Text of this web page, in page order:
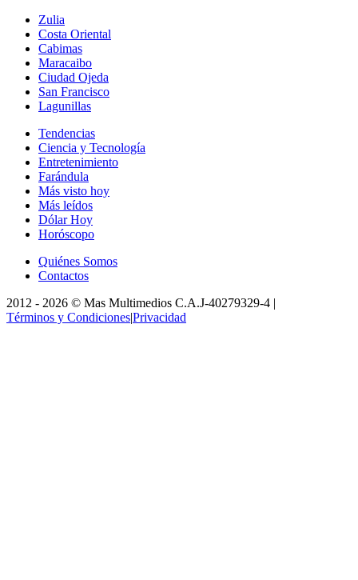
Zulia
Costa Oriental
Cabimas
Maracaibo
Ciudad Ojeda
San Francisco
Lagunillas
Tendencias
Ciencia y Tecnología
Entretenimiento
Farándula
Más visto hoy
Más leídos
Dólar Hoy
Horóscopo
Quiénes Somos
Contactos
2012 - 2026 © Mas Multimedios C.A.J-40279329-4 |
Términos y Condiciones|Privacidad